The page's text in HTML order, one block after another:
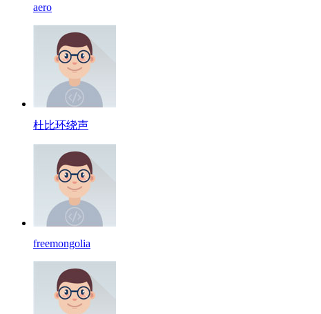
aero
杜比环绕声
freemongolia